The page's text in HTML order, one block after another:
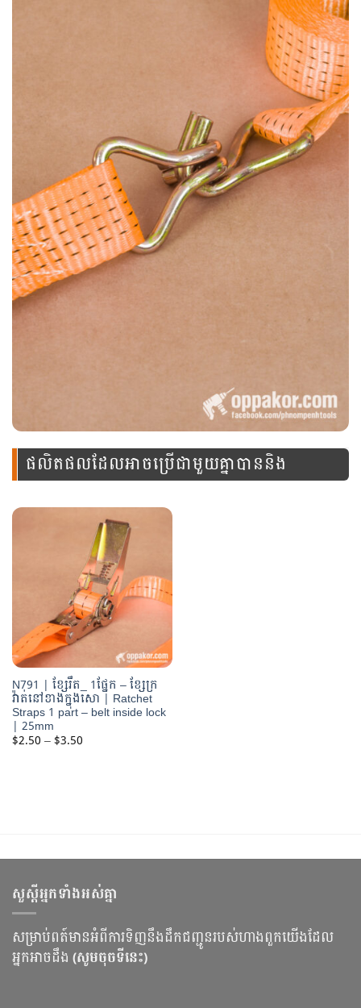
ផលិតផលដែលអាចប្រើជាមួយគ្នាបាននិង
N791 | ខ្សែរឹត_ 1ផ្នែក – ខ្សែក្រ
វ៉ាត់នៅខាងក្នុងសោ | Ratchet
Straps 1 part – belt inside lock
| 25mm
$2.50 –$3.50Price
range:
សួស្ដីអ្នកទាំងអស់គ្នា
សម្រាប់ពត៍មានអំពីការទិញនឹងដឹកជញ្ជូនរបស់ហាងពួកយើងដែល
អ្នកអាចដឹង (សូមចុចទីនេះ)